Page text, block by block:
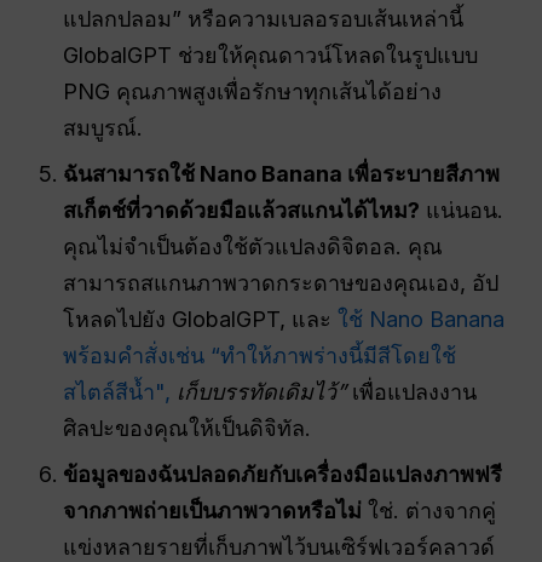
แปลกปลอม” หรือความเบลอรอบเส้นเหล่านี้
GlobalGPT ช่วยให้คุณดาวน์โหลดในรูปแบบ
PNG คุณภาพสูงเพื่อรักษาทุกเส้นได้อย่าง
สมบูรณ์.
ฉันสามารถใช้ Nano Banana เพื่อระบายสีภาพ
สเก็ตช์ที่วาดด้วยมือแล้วสแกนได้ไหม? แน่นอน.
คุณไม่จำเป็นต้องใช้ตัวแปลงดิจิตอล. คุณ
สามารถสแกนภาพวาดกระดาษของคุณเอง, อัป
โหลดไปยัง GlobalGPT, และใช้ Nano Banana
พร้อมคำสั่งเช่น “ทำให้ภาพร่างนี้มีสีโดยใช้
สไตล์สีน้ำ", เก็บบรรทัดเดิมไว้”เพื่อแปลงงาน
ศิลปะของคุณให้เป็นดิจิทัล.
ข้อมูลของฉันปลอดภัยกับเครื่องมือแปลงภาพฟรี
จากภาพถ่ายเป็นภาพวาดหรือไม่ ใช่. ต่างจากคู่
แข่งหลายรายที่เก็บภาพไว้บนเซิร์ฟเวอร์คลาวด์